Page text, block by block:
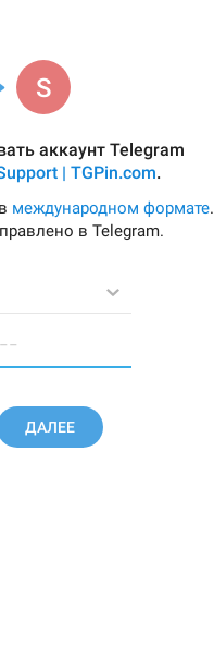
аккаунт Telegram
| TGPin.com.
в международном формате.
в Telegram.
ДАЛЕЕ